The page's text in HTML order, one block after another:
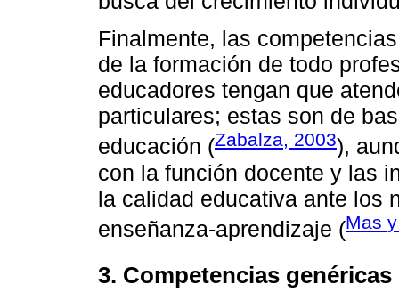
Finalmente, las
de la formación de todo
educadores tengan que
particulares; estas son de
educación (Zabalza, 2003),
con la función docente y las
la calidad educativa ante los
enseñanza-aprendizaje (Mas
3. Competencias